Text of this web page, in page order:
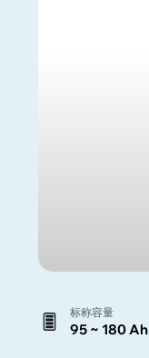
标称容量
95 ~ 180 Ah